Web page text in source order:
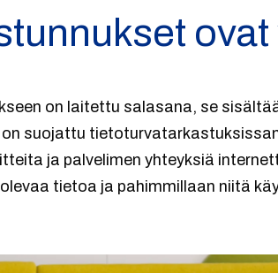
ovat
on laitettu salasana, se
suojattu
ja palvelimen yhteyksiä
tietoa ja pahimmillaan niitä